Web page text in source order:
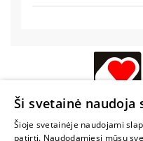
Ši svetainė naudoja
Šioje svetainėje naudojami
patirtį. Naudodamiesi mūsų